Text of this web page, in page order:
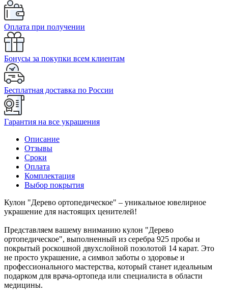
Оплата при получении
Бонусы за покупки всем клиентам
Бесплатная доставка по России
Гарантия на все украшения
Описание
Отзывы
Сроки
Оплата
Комплектация
Выбор покрытия
Кулон "Дерево ортопедическое" – уникальное ювелирное
украшение для настоящих ценителей!
Представляем вашему вниманию кулон "Дерево
ортопедическое", выполненный из серебра 925 пробы и
покрытый роскошной двухслойной позолотой 14 карат. Это
не просто украшение, а символ заботы о здоровье и
профессионального мастерства, который станет идеальным
подарком для врача-ортопеда или специалиста в области
медицины.